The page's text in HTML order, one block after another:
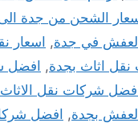
الشحن من جدة
في جدة, اسعار
اثاث بجدة, افضل
شركات نقل
بجدة, افضل